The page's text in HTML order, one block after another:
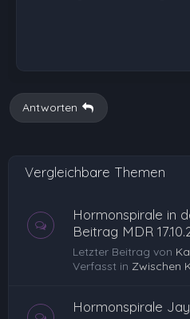
Antworten
Vergleichbare Themen
Hormonspirale in
Beitrag MDR
Letzter Beitrag von
Verfasst in Zwischen
Hormonspirale